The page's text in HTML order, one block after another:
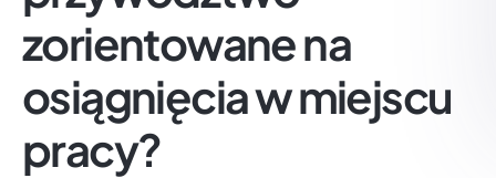
zorientowane na
osiągnięcia w miejscu
pracy?